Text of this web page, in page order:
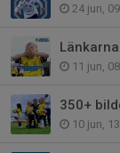
24 jun,
11 jun,
350+
10 jun,